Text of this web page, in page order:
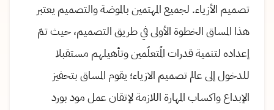
تصميم الأزياء. لجميع المهتمين بالموضة والتصميم يعتبر
هذا المساق الخطوة الأولى في طريق التصميم، حيث تمّ
إعداده لتنمية قدرات المُتعلّمين وتأهيلهم مستقبلا
للدخول إلى عالم تصميم الازياء؛ يقوم المساق بتحفيز
الإبداع واكساب المهارة اللازمة لإتقان عمل مود بورد